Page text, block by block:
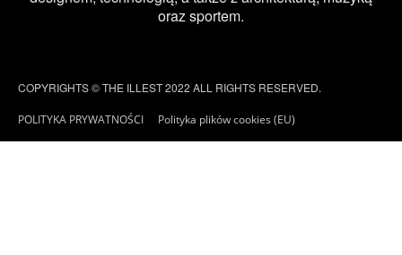
oraz sportem.
COPYRIGHTS © THE ILLEST 2022 ALL RIGHTS RESERVED.
POLITYKA PRYWATNOŚCI Polityka plików cookies (EU)